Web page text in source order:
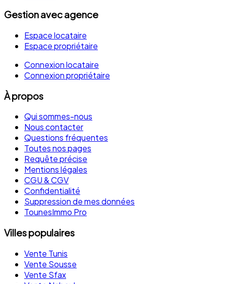
Gestion avec agence
Espace locataire
Espace propriétaire
Connexion locataire
Connexion propriétaire
À propos
Qui sommes-nous
Nous contacter
Questions fréquentes
Toutes nos pages
Requête précise
Mentions légales
CGU & CGV
Confidentialité
Suppression de mes données
TounesImmo Pro
Villes populaires
Vente Tunis
Vente Sousse
Vente Sfax